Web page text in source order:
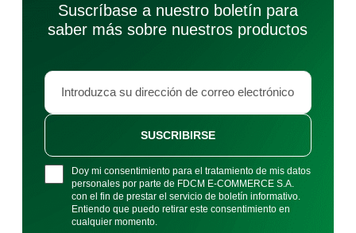
Suscríbase a nuestro boletín para
saber más sobre nuestros productos
Doy mi consentimiento para el tratamiento de mis datos
personales por parte de FDCM E-COMMERCE S.A.
con el fin de prestar el servicio de boletín informativo.
Entiendo que puedo retirar este consentimiento en
cualquier momento.
SUSCRIBIRSE